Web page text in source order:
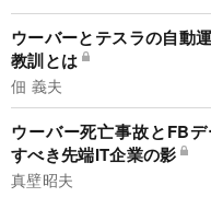
ウーバーとテスラの自動
教訓とは
佃 義夫
ウーバー死亡事故とFB
すべき先端IT企業の影
真壁昭夫